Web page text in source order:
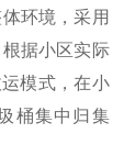
环境，采用
据小区实际
模式，在小
桶集中归集